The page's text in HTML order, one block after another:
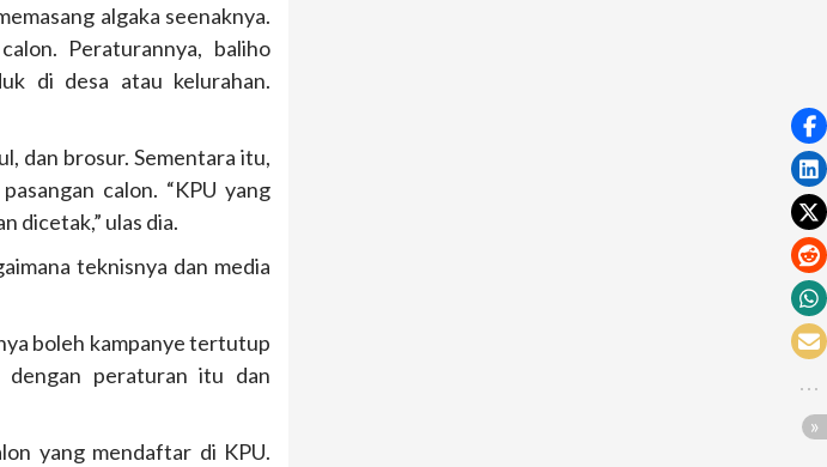
algaka seenaknya.
Peraturannya, baliho
di desa atau kelurahan.
dan brosur. Sementara itu,
calon. “KPU yang
dicetak,” ulas dia.
teknisnya dan media
boleh kampanye tertutup
dengan peraturan itu dan
yang mendaftar di KPU.